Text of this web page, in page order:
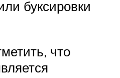
буксировки
что